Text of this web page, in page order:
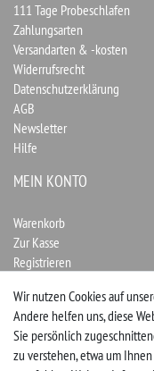
111 Tage Probeschlafen
Zahlungsarten
Versandarten & -kosten
Widerrufsrecht
Datenschutzerklärung
AGB
Newsletter
Hilfe
MEIN KONTO
Warenkorb
Zur Kasse
Registrieren
Vertrag widerrufen
UNTERNEHMEN
Wir nutzen Cookies auf
Andere helfen uns, diese
Sie persönlich
zu verstehen, etwa um